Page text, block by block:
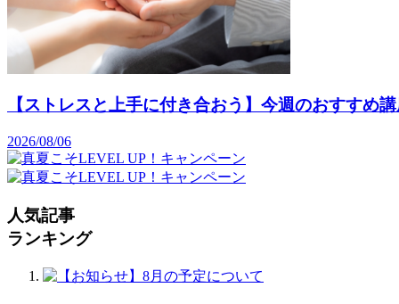
【ストレスと上手に付き合おう】今週のおすすめ
2026/08/06
人気記事
ランキング